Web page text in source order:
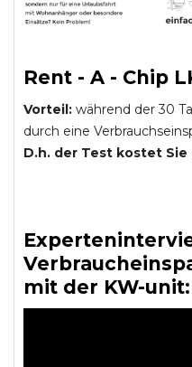
Rent - A - Chip
Vorteil: während der 30
durch eine
D.h. der Test kostet
mit der KW-unit: